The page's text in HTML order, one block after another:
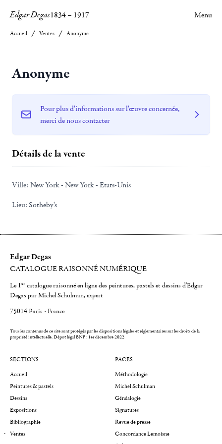
Edgar Degas1834– 1917 Menu
Accueil Ventes Anonyme
Anonyme
Pour plus d'informations sur l'œuvre concernée,
merci de nous contacter
Détails de la vente
Ville: New York - New York - Etats-Unis
Lieu: Sotheby's
Edgar Degas
CATALOGUE RAISONNÉ NUMÉRIQUE
Le 1er catalogue raisonné en ligne des peintures, pastels et dessins d'Edgar
Degas par Michel Schulman, expert
75014 Paris - France
Tous les contenus de ce site sont protégés par les dispositions légales et réglementaires sur les droits de la
propriété intellectuelle.Dépot légal BNF : 1er décembre 2022
SECTIONS
Accueil
Peintures & pastels
Dessins
Expositions
Bibliographie
Ventes
PAGES
Méthodologie
Michel Schulman
Généalogie
Signatures
Revue de presse
Concordance Lemoisne